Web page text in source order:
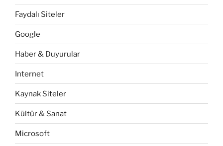
Faydalı Siteler
Google
Haber & Duyurular
Internet
Kaynak Siteler
Kültür & Sanat
Microsoft